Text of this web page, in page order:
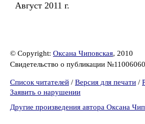
Август 2011 г.
© Copyright: Оксана Чиповская, 2010
Свидетельство о публикации
Список читателей / Версия для печати /
Заявить о нарушении
Другие произведения автора Оксана